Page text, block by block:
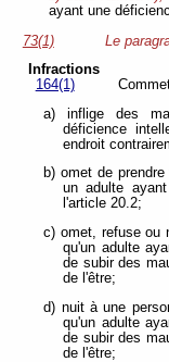
ayant une
73(1)
Le
Infractions
164(1)
a) inflige des
déficience
endroit
b) omet de
un adulte
l'article 20.2;
c) omet, refuse ou
qu'un adulte
de subir des
de l'être;
d) nuit à une
qu'un adulte
de subir des
de l'être;